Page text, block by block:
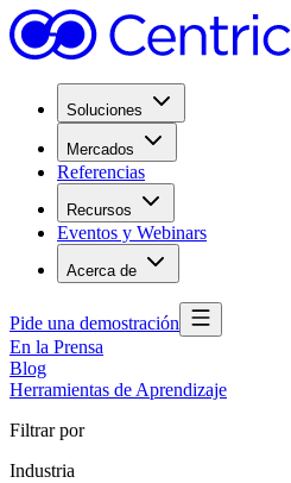
Soluciones
Mercados
Referencias
Recursos
Eventos y Webinars
Acerca de
Pide una demostración
En la Prensa
Blog
Herramientas de Aprendizaje
Filtrar por
Industria